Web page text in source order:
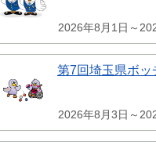
2026年8月1日～
第7回埼玉県ボッ
2026年8月3日～